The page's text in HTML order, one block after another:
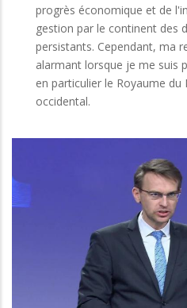
progrès économique et de
gestion par le continent des
persistants. Cependant, ma
alarmant lorsque je me suis
en particulier le Royaume
occidental.